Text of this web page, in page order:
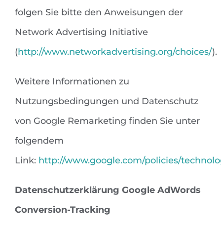
folgen Sie bitte den Anweisungen der
Network Advertising Initiative
(http://www.networkadvertising.org/choices/).
Weitere Informationen zu
Nutzungsbedingungen und Datenschutz
von Google Remarketing finden Sie unter
folgendem
Link: http://www.google.com/policies/
Datenschutzerklärung Google AdWords
Conversion-Tracking